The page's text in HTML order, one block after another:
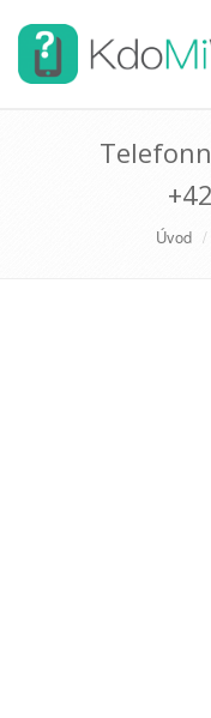
Úvod